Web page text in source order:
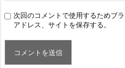
次回のコメントで使用するためブ
アドレス、サイトを保存する。